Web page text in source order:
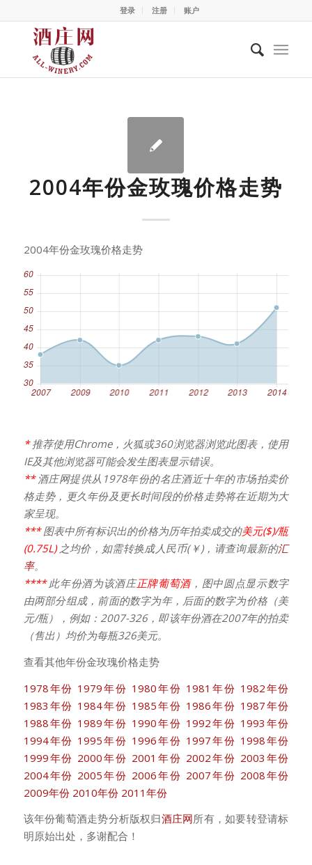
登录 注册 账户
2004年份金玫瑰价格走势
2004年份金玫瑰价格走势
*推荐使用Chrome，火狐或360浏览器浏览此图表，使用
IE及其他浏览器可能会发生图表显示错误。
** 酒庄网提供从1978年份的名庄酒近十年的市场拍卖价
格走势，更久年份及更长时间段的价格走势将在近期为大
家呈现。
***图表中所有标识出的价格为历年拍卖成交的美元($)/瓶
(0.75L)之均价，如需转换成人民币(￥)，请查询最新的汇
率。
****此年份酒为该酒庄正牌葡萄酒，图中圆点显示数字
由两部分组成，前面的数字为年，后面的数字为价格（美
元/瓶），例如：2007-326，即该年份酒在2007年的拍卖
（售出）均价为每瓶326美元。
查看其他年份金玫瑰价格走势
1978年份 1979年份 1980年份 1981年份 1982年份
1983年份 1984年份 1985年份 1986年份 1987年份
1988年份 1989年份 1990年份 1992年份 1993年份
1994年份 1995年份 1996年份 1997年份 1998年份
1999年份 2000年份 2001年份 2002年份 2003年份
2004年份 2005年份 2006年份 2007年份 2008年份
2009年份 2010年份 2011年份
该年份葡萄酒走势分析版权归酒庄网所有，如要转登请标
明原始出处，多谢配合！